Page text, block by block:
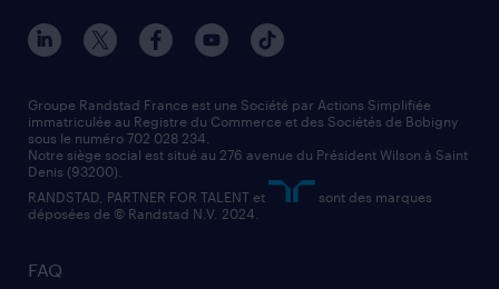
manutentionnaire
assistant administratif
comptable
contact entreprise
faq intérim / recrutement
nos agences par ville
nos agences par région
nos cabinets de recrutement
FAQ
Groupe Randstad France est une Société par Actions Simplifiée
immatriculée au Registre du Commerce et des Sociétés de Bobigny
sous le numéro 702 028 234.
Notre siège social est situé au 276 avenue du Président Wilson à Saint
Denis (93200).
RANDSTAD, PARTNER FOR TALENT et
sont des marques
déposées de © Randstad N.V. 2024.